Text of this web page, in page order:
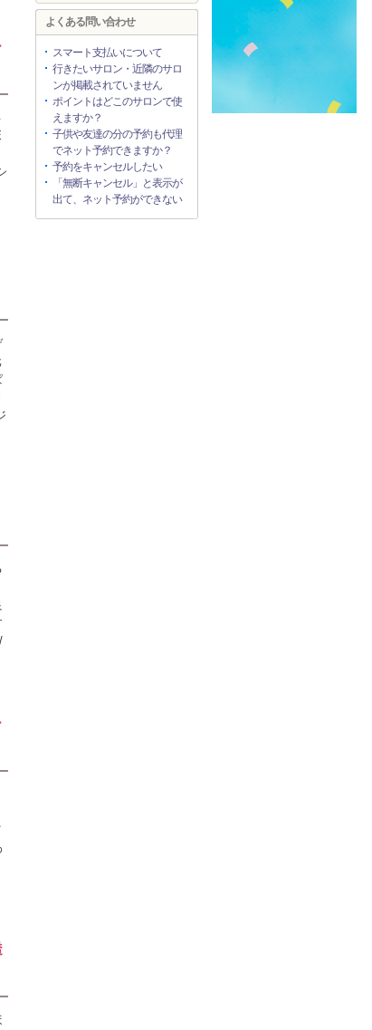
よくある問い合わせ
スマート支払いについて
行きたいサロン・近隣のサロ
ンが掲載されていません
ポイントはどこのサロンで使
えますか？
子供や友達の分の予約も代理
でネット予約できますか？
予約をキャンセルしたい
「無断キャンセル」と表示が
出て、ネット予約ができない